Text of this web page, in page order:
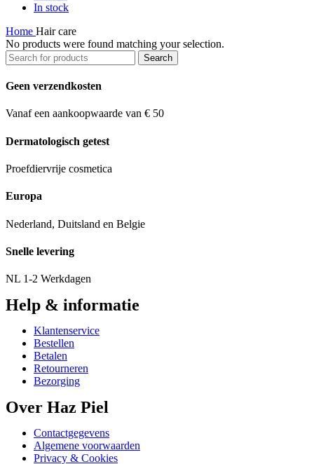
In stock
Home Hair care
No products were found matching your selection.
Search
Geen verzendkosten
Vanaf een aankoopwaarde van € 50
Dermatologisch getest
Proefdiervrije cosmetica
Europa
Nederland, Duitsland en Belgie
Snelle levering
NL 1-2 Werkdagen
Help & informatie
Klantenservice
Bestellen
Betalen
Retourneren
Bezorging
Over Haz Piel
Contactgegevens
Algemene voorwaarden
Privacy & Cookies